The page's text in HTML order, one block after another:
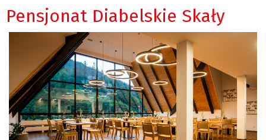
Pensjonat Diabelskie Skały